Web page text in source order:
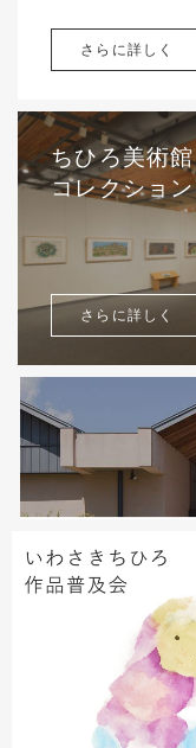
さらに詳しく
ちひろ美術館
コレクション
さらに詳しく